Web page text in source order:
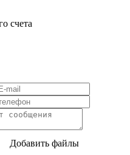
счета
Добавить файлы